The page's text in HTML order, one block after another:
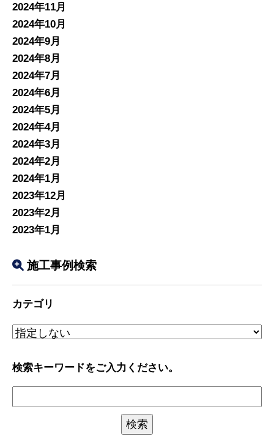
2024年11月
2024年10月
2024年9月
2024年8月
2024年7月
2024年6月
2024年5月
2024年4月
2024年3月
2024年2月
2024年1月
2023年12月
2023年2月
2023年1月
施工事例検索
カテゴリ
検索キーワードをご入力ください。